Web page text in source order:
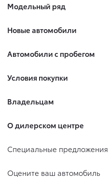
Модельный ряд
Новые автомобили
Автомобили с пробегом
Условия покупки
Владельцам
О дилерском центре
Специальные предложения
Оцените ваш автомобиль